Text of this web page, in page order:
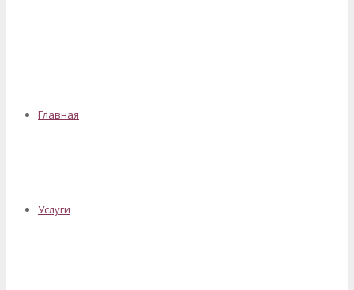
Главная
Услуги